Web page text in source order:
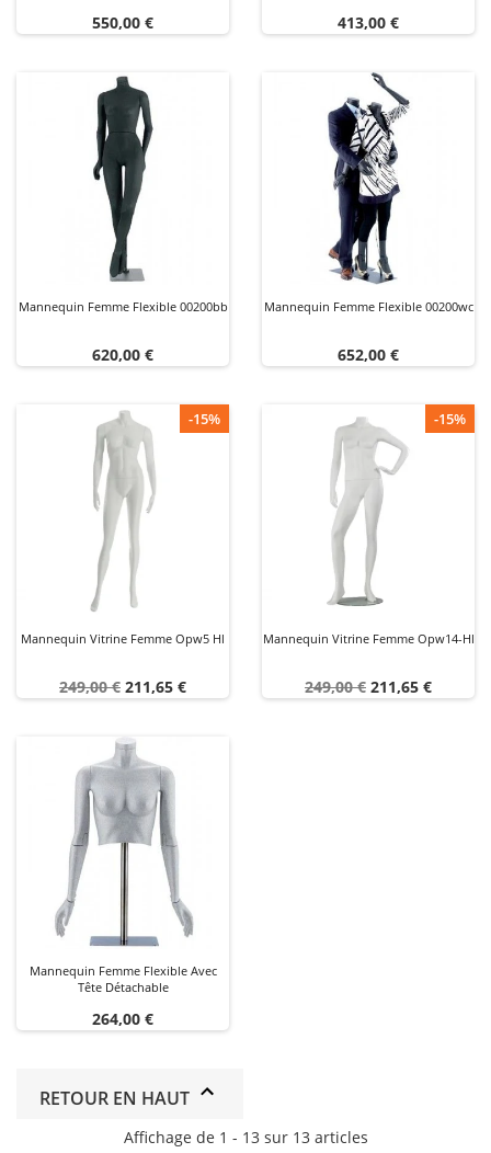
Prix
550,00 € Prix
413,00 €
Mannequin Femme Flexible 00200bb
Prix
620,00 €
Mannequin Femme Flexible 00200wc
Prix
652,00 €
-15%
Mannequin Vitrine Femme Opw5 Hl
Prix
249,00 € Prix
211,65 €
-15%
Mannequin Vitrine Femme Opw14-Hl
Prix
249,00 € Prix
211,65 €
Mannequin Femme Flexible Avec
Tête Détachable
Prix
264,00 €
RETOUR EN HAUT
Affichage de 1 - 13 sur 13 articles